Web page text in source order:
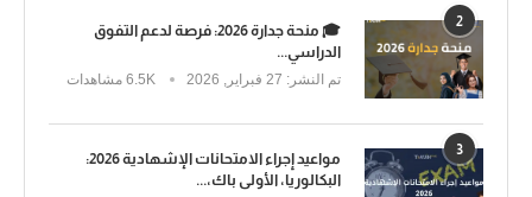
2
🎓 منحة جدارة 2026: فرصة لدعم التفوق
الدراسي...
تم النشر: 6.5K مشاهدات
3
مواعيد إجراء الامتحانات الإشهادية 2026:
البكالوريا، الأولى باك،...